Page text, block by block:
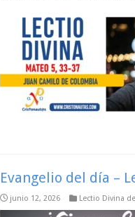
Evangelio del día –
junio 12, 2026 Lectio Divina